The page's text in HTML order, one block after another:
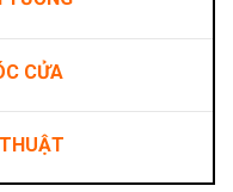
CỬA